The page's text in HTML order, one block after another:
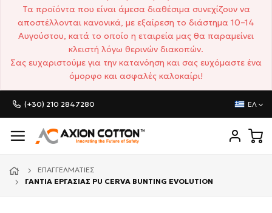
Τα προϊόντα που είναι άμεσα διαθέσιμα συνεχίζουν να
αποστέλλονται κανονικά, με εξαίρεση το διάστημα 10–14
Αυγούστου, κατά το οποίο η εταιρεία μας θα παραμείνει
κλειστή λόγω θερινών διακοπών.
Σας ευχαριστούμε για την κατανόηση και σας ευχόμαστε ένα
όμορφο και ασφαλές καλοκαίρι!
(+30) 210 2847280 ΕΛ
ΕΠΑΓΓΕΛΜΑΤΊΕΣ
ΓΑΝΤΙΑ ΕΡΓΑΣΙΑΣ PU CERVA BUNTING EVOLUTION